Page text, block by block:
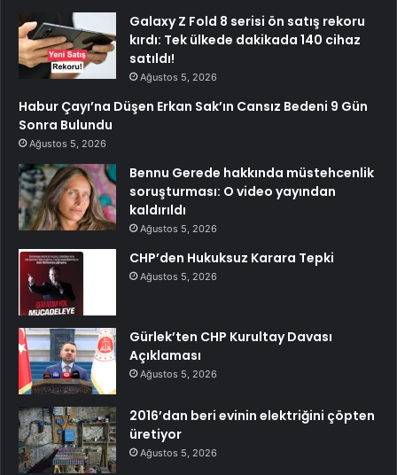
Galaxy Z Fold 8 serisi ön satış rekoru
kırdı: Tek ülkede dakikada 140 cihaz
satıldı!
Ağustos 5, 2026
Habur Çayı’na Düşen Erkan Sak’ın Cansız Bedeni 9 Gün
Sonra Bulundu
Ağustos 5, 2026
Bennu Gerede hakkında müstehcenlik
soruşturması: O video yayından
kaldırıldı
Ağustos 5, 2026
CHP’den Hukuksuz Karara Tepki
Ağustos 5, 2026
Gürlek’ten CHP Kurultay Davası
Açıklaması
Ağustos 5, 2026
2016’dan beri evinin elektriğini çöpten
üretiyor
Ağustos 5, 2026